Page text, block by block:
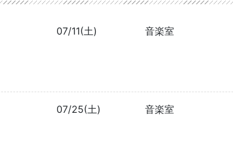
07/11(土) 音楽室
07/25(土) 音楽室